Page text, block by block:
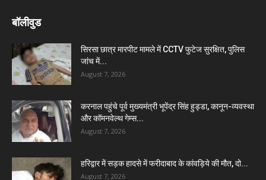
बॉलीवुड
सिरसा छात्र मारपीट मामले में CCTV फुटेज सुरक्षित, पुलिस
जांच में...
August 7, 2026
करनाल पहुंचे पूर्व मुख्यमंत्री भूपेंद्र सिंह हुड्डा, कानून-व्यवस्था
और कॉमनवेल्थ गेम्स...
August 7, 2026
हरिद्वार में सड़क हादसे में फरीदाबाद के कांवड़िये की मौत, दो...
August 7, 2026